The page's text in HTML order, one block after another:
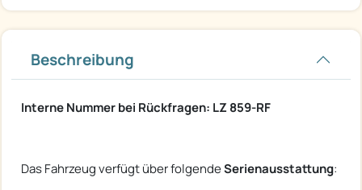
Beschreibung
Interne Nummer bei Rückfragen: LZ 859-RF
Das Fahrzeug verfügt über folgendeSerienausstattung: